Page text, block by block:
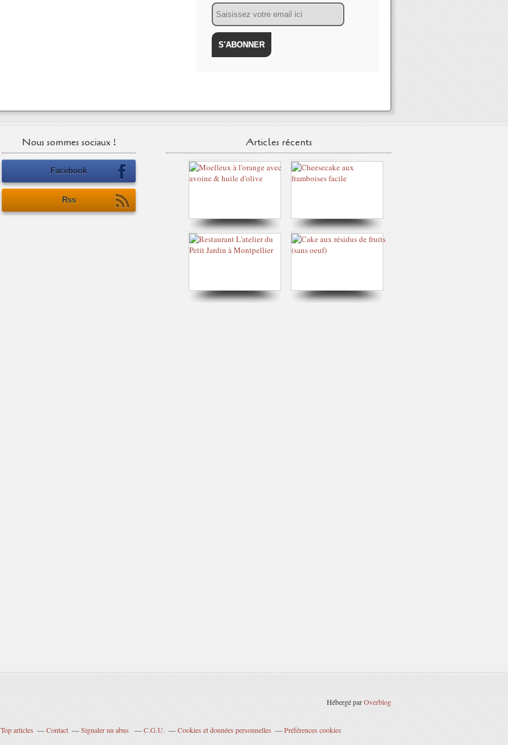
Email
Nous sommes sociaux !
Facebook
Rss
Articles récents
Hébergé parOverblog
Top articles Contact Signaler un abus C.G.U. Cookies et données personnelles Préférences cookies